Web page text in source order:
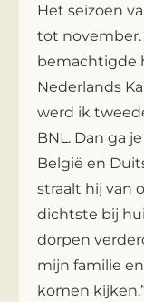
Het seizoen
tot november.
bemachtigde
Nederlands
werd ik
BNL. Dan ga
België en
straalt hij van
dichtste bij
dorpen
mijn familie
komen